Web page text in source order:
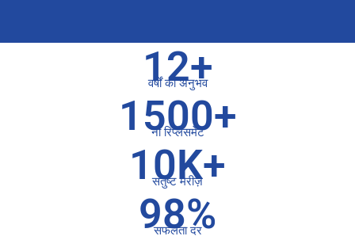
12+
वर्षों का अनुभव
1500+
नी रिप्लेसमेंट
10K+
संतुष्ट मरीज़
98%
सफलता दर